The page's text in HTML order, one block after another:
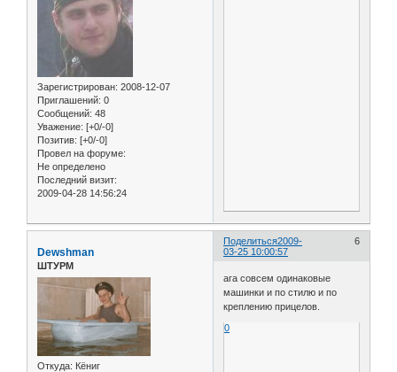
Зарегистрирован: 2008-12-07
Приглашений: 0
Сообщений: 48
Уважение: [+0/-0]
Позитив: [+0/-0]
Провел на форуме:
Не определено
Последний визит:
2009-04-28 14:56:24
Поделиться 6
2009-
03-25 10:00:57
Dewshman
ШТУРМ
Откуда: Кёниг
ага совсем одинаковые
машинки и по стилю и по
креплению прицелов.
0